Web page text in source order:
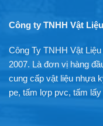
Công ty TNHH Vật
Công Ty TNHH Vật
2007. Là đơn vị hàng
cung cấp vật liệu nhựa
pe, tấm lợp pvc, tấm